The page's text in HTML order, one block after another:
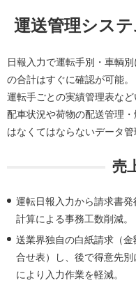
運送管理シス
日報入力で運転手別・車輌
の合計はすぐに確認が可能。
運転手ごとの実績管理表など
配車状況や荷物の配送管理
はなくてはならないデータ管
売
運転日報入力から請求書
計算による事務工数削減。
送業界独自の白紙請求（
合せ表）し、後で得意先
により入力作業を軽減。